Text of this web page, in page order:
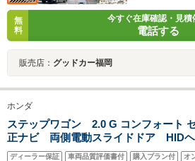
無
料
今すぐ在庫確認・見積
電話する
販売店： グッドカー福岡
ホンダ
ステップワゴン 2.0 G コンフォート
正ナビ 両側電動スライドドア HID
乗り
ディーラー保証 車両品質評価書付 購入プラン付 オ